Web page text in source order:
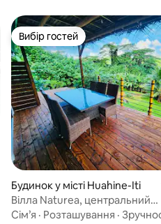
оцінка: 5 з 5, відгуки: 3
Вибір гостей
Вибір гостей
Будинок у місті Huahine-Iti
Вілла Naturea, центральний
кондиціонер, 2 ванні кімнати/
Сім’я · Розташування ·